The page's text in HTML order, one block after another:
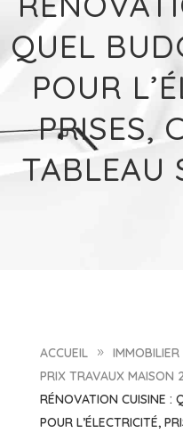
QUEL
POUR
PRISES,
TABLEAU
ACCUEIL 9 IMMOBILIER
PRIX TRAVAUX MAISON
RÉNOVATION CUISINE :
POUR L’ÉLECTRICITÉ,